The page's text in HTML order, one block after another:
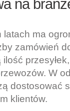
na
ma
zamówień
W
dostosować
klientów.